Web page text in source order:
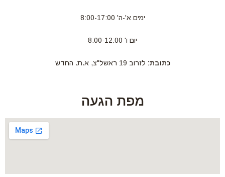
ימים א'-ה' 8:00-17:00
יום ו' 8:00-12:00
כתובת:לזרוב 19 ראשל"צ, א.ת. החדש
מפת הגעה